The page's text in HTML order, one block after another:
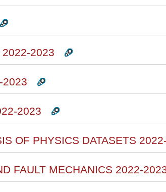
2022-2023
2023
2023
OF PHYSICS DATASETS
FAULT MECHANICS 2022-